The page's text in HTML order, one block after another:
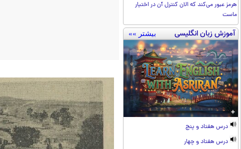
هرمز عبور می‌کند که الان کنترل آن در اختیار
ماست
آموزش زبان انگلیسی بیشتر »»
درس هفتاد و پنج
درس هفتاد و چهار